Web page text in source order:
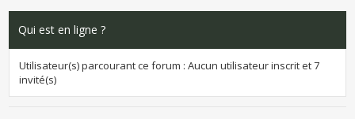
Qui est en ligne ?
Utilisateur(s) parcourant ce forum : Aucun utilisateur inscrit et 7
invité(s)